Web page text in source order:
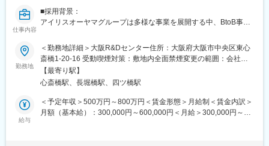
対応を行います。
（5）確認申請
（6）着工
営業担当や施工担当との打ち合わせや図面に関しての質問事項に
回答します。
◎その土地および周辺環境を調査し、法規制なども加味しながら
採算が合うようアパートを企画・設計し、見積もりなどを作成し
仕事内容
■採用背景：
アイリスオーヤマグループは多様な事業を展開する中、BtoB事業
例えば、オフィスや大規模商業施設、公共施設、福祉施設、アミ
ューズ、教育施設、スポーツ施設、ホテルなど…皆様の身の回り
にも当社の製品が多く導入されております。
今回の求人はBtoB事業の更なる拡大に向け、募集する運びとなり
ました。
■業務内容：
具体的には、以下の業務に携わっていただきます。
勤務地
＜勤務地詳細＞大阪R&Dセンター住所：大阪府大阪市中央区東心
斎橋1-20-16 受動喫煙対策：敷地内全面禁煙変更の範囲：会社の
定める事業所
【最寄り駅】
心斎橋駅、長堀橋駅、四ツ橋駅
給与
＜予定年収＞500万円～800万円＜賃金形態＞月給制＜賃金内訳＞
月額（基本給）：300,000円～600,000円＜月給＞300,000円～